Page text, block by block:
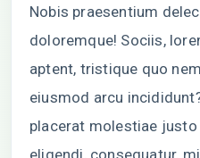
Nobis praesentium
doloremque! Sociis,
aptent, tristique quo
eiusmod arcu
placerat molestiae
eligendi, consequatur,